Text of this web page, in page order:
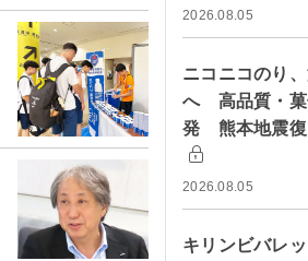
2026.08.05
ニコニコのり
へ 高品質・菓
発 熊本地震
2026.08.05
キリンビバレ